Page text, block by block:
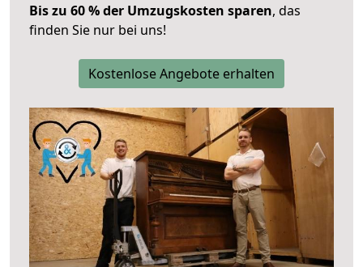
Bis zu 60 % der Umzugskosten sparen, das
finden Sie nur bei uns!
Kostenlose Angebote erhalten